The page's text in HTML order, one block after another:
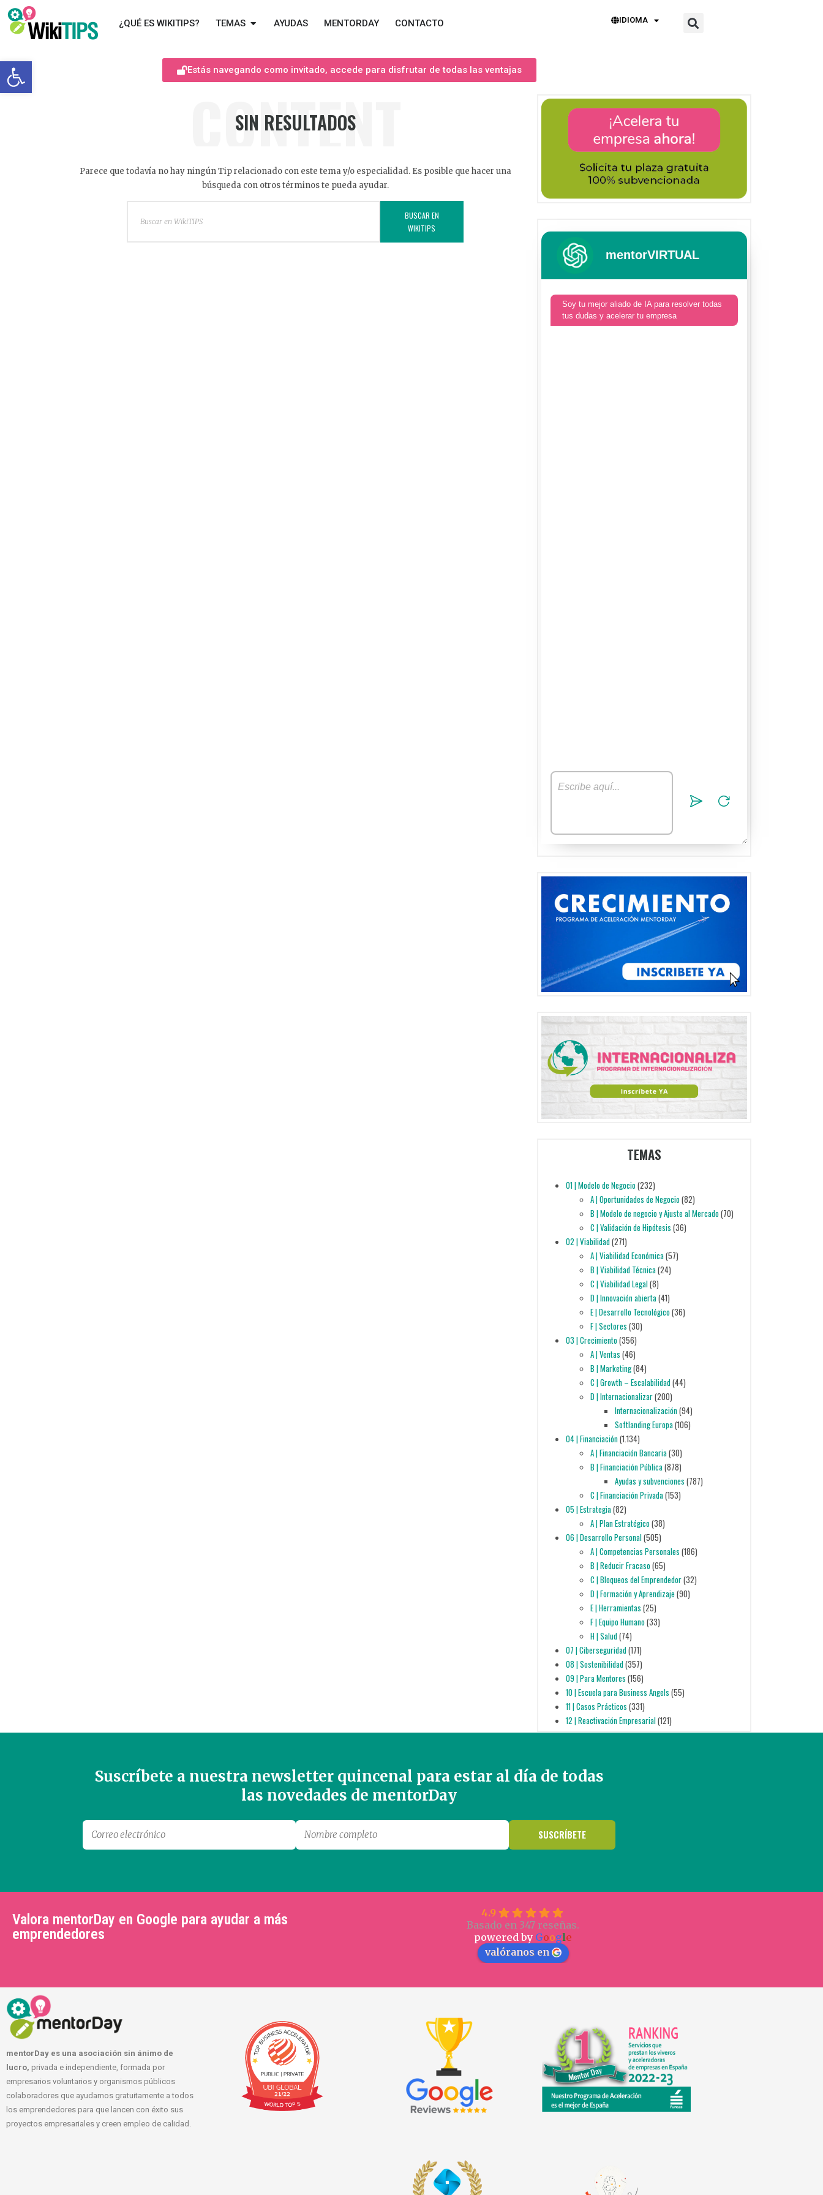
Abrir barra de herramientas
¿QUÉ ES WIKITIPS? TEMAS AYUDAS MENTORDAY CONTACTO IDIOMA
Estás navegando como invitado, accede para disfrutar de todas las ventajas
CONTENT
SIN RESULTADOS
Parece que todavía no hay ningún Tip relacionado con este tema y/o especialidad. Es posible que hacer una
búsqueda con otros términos te pueda ayudar.
BUSCAR EN
WIKITIPS
mentorVIRTUAL
Soy tu mejor aliado de IA para resolver todas
tus dudas y acelerar tu empresa
TEMAS
01 | Modelo de Negocio(232)
A | Oportunidades de Negocio(82)
B | Modelo de negocio y Ajuste al Mercado(70)
C | Validación de Hipótesis (36)
02 | Viabilidad(271)
A | Viabilidad Económica(57)
B | Viabilidad Técnica(24)
C | Viabilidad Legal(8)
D | Innovación abierta(41)
E | Desarrollo Tecnológico(36)
F | Sectores (30)
03 | Crecimiento(356)
A | Ventas (46)
B | Marketing(84)
C | Growth – Escalabilidad(44)
D | Internacionalizar(200)
Internacionalización(94)
Softlanding Europa(106)
04 | Financiación(1.134)
A | Financiación Bancaria(30)
B | Financiación Pública(878)
Ayudas y subvenciones (787)
C | Financiación Privada(153)
05 | Estrategia(82)
A | Plan Estratégico(38)
06 | Desarrollo Personal(505)
A | Competencias Personales (186)
B | Reducir Fracaso(65)
C | Bloqueos del Emprendedor(32)
D | Formación y Aprendizaje (90)
E | Herramientas (25)
F | Equipo Humano(33)
H | Salud(74)
07 | Ciberseguridad(171)
08 | Sostenibilidad(357)
09 | Para Mentores (156)
10 | Escuela para Business Angels (55)
11 | Casos Prácticos (331)
12 | Reactivación Empresarial(121)
Suscríbete a nuestra newsletter quincenal para estar al día de todas
las novedades de mentorDay
Valora mentorDay en Google para ayudar a más
emprendedores
4.9
Basado en 347 reseñas.
powered by Google
valóranos en
mentorDay es una asociación sin ánimo de
lucro, privada e independiente, formada por
empresarios voluntarios y organismos públicos
colaboradores que ayudamos gratuitamente a todos
los emprendedores para que lancen con éxito sus
proyectos empresariales y creen empleo de calidad.